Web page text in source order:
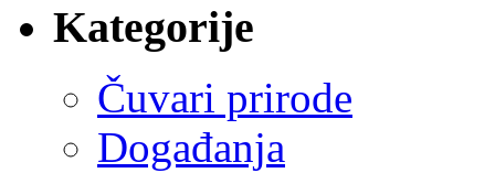
Kategorije
Čuvari prirode
Događanja